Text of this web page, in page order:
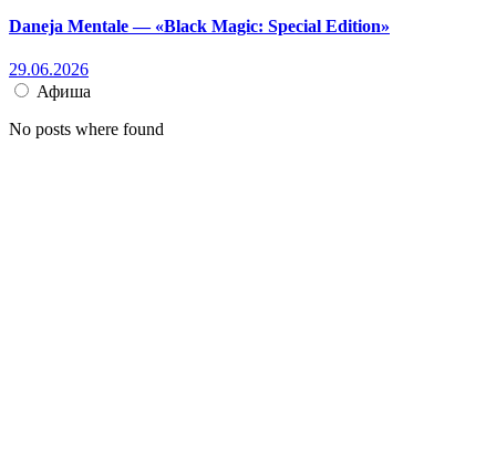
Daneja Mentale — «Black Magic: Special Edition»
29.06.2026
Афиша
No posts where found